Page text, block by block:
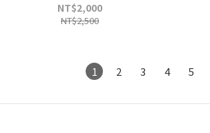
NT$2,000
NT$2,500
1 2 3 4 5